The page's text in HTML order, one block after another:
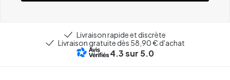
Livraison rapide et discrète
Livraison gratuite dès 58,90 € d'achat
4.3sur 5.0